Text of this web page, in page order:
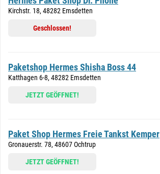
Kirchstr. 18, 48282 Emsdetten
Geschlossen!
Paketshop Hermes Shisha Boss 44
Katthagen 6-8, 48282 Emsdetten
JETZT GEÖFFNET!
Paket Shop Hermes Freie Tankst Kemper
Gronauerstr. 78, 48607 Ochtrup
JETZT GEÖFFNET!